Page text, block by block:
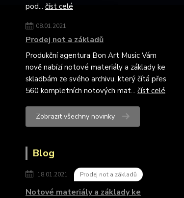
pod... číst celé
08.01.2021
Prodej not a základů
Produkční agentura Bon Art Music Vám
nově nabízí notové materiály a základy ke
skladbám ze svého archivu, který čítá přes
560 kompletních notových mat... číst celé
Zobrazit všechny novinky
Blog
18.01.2021 Prodej not a základů
Notové materiály a základy ke